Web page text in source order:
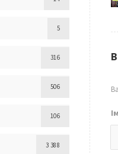
5
316
506
106
3 388